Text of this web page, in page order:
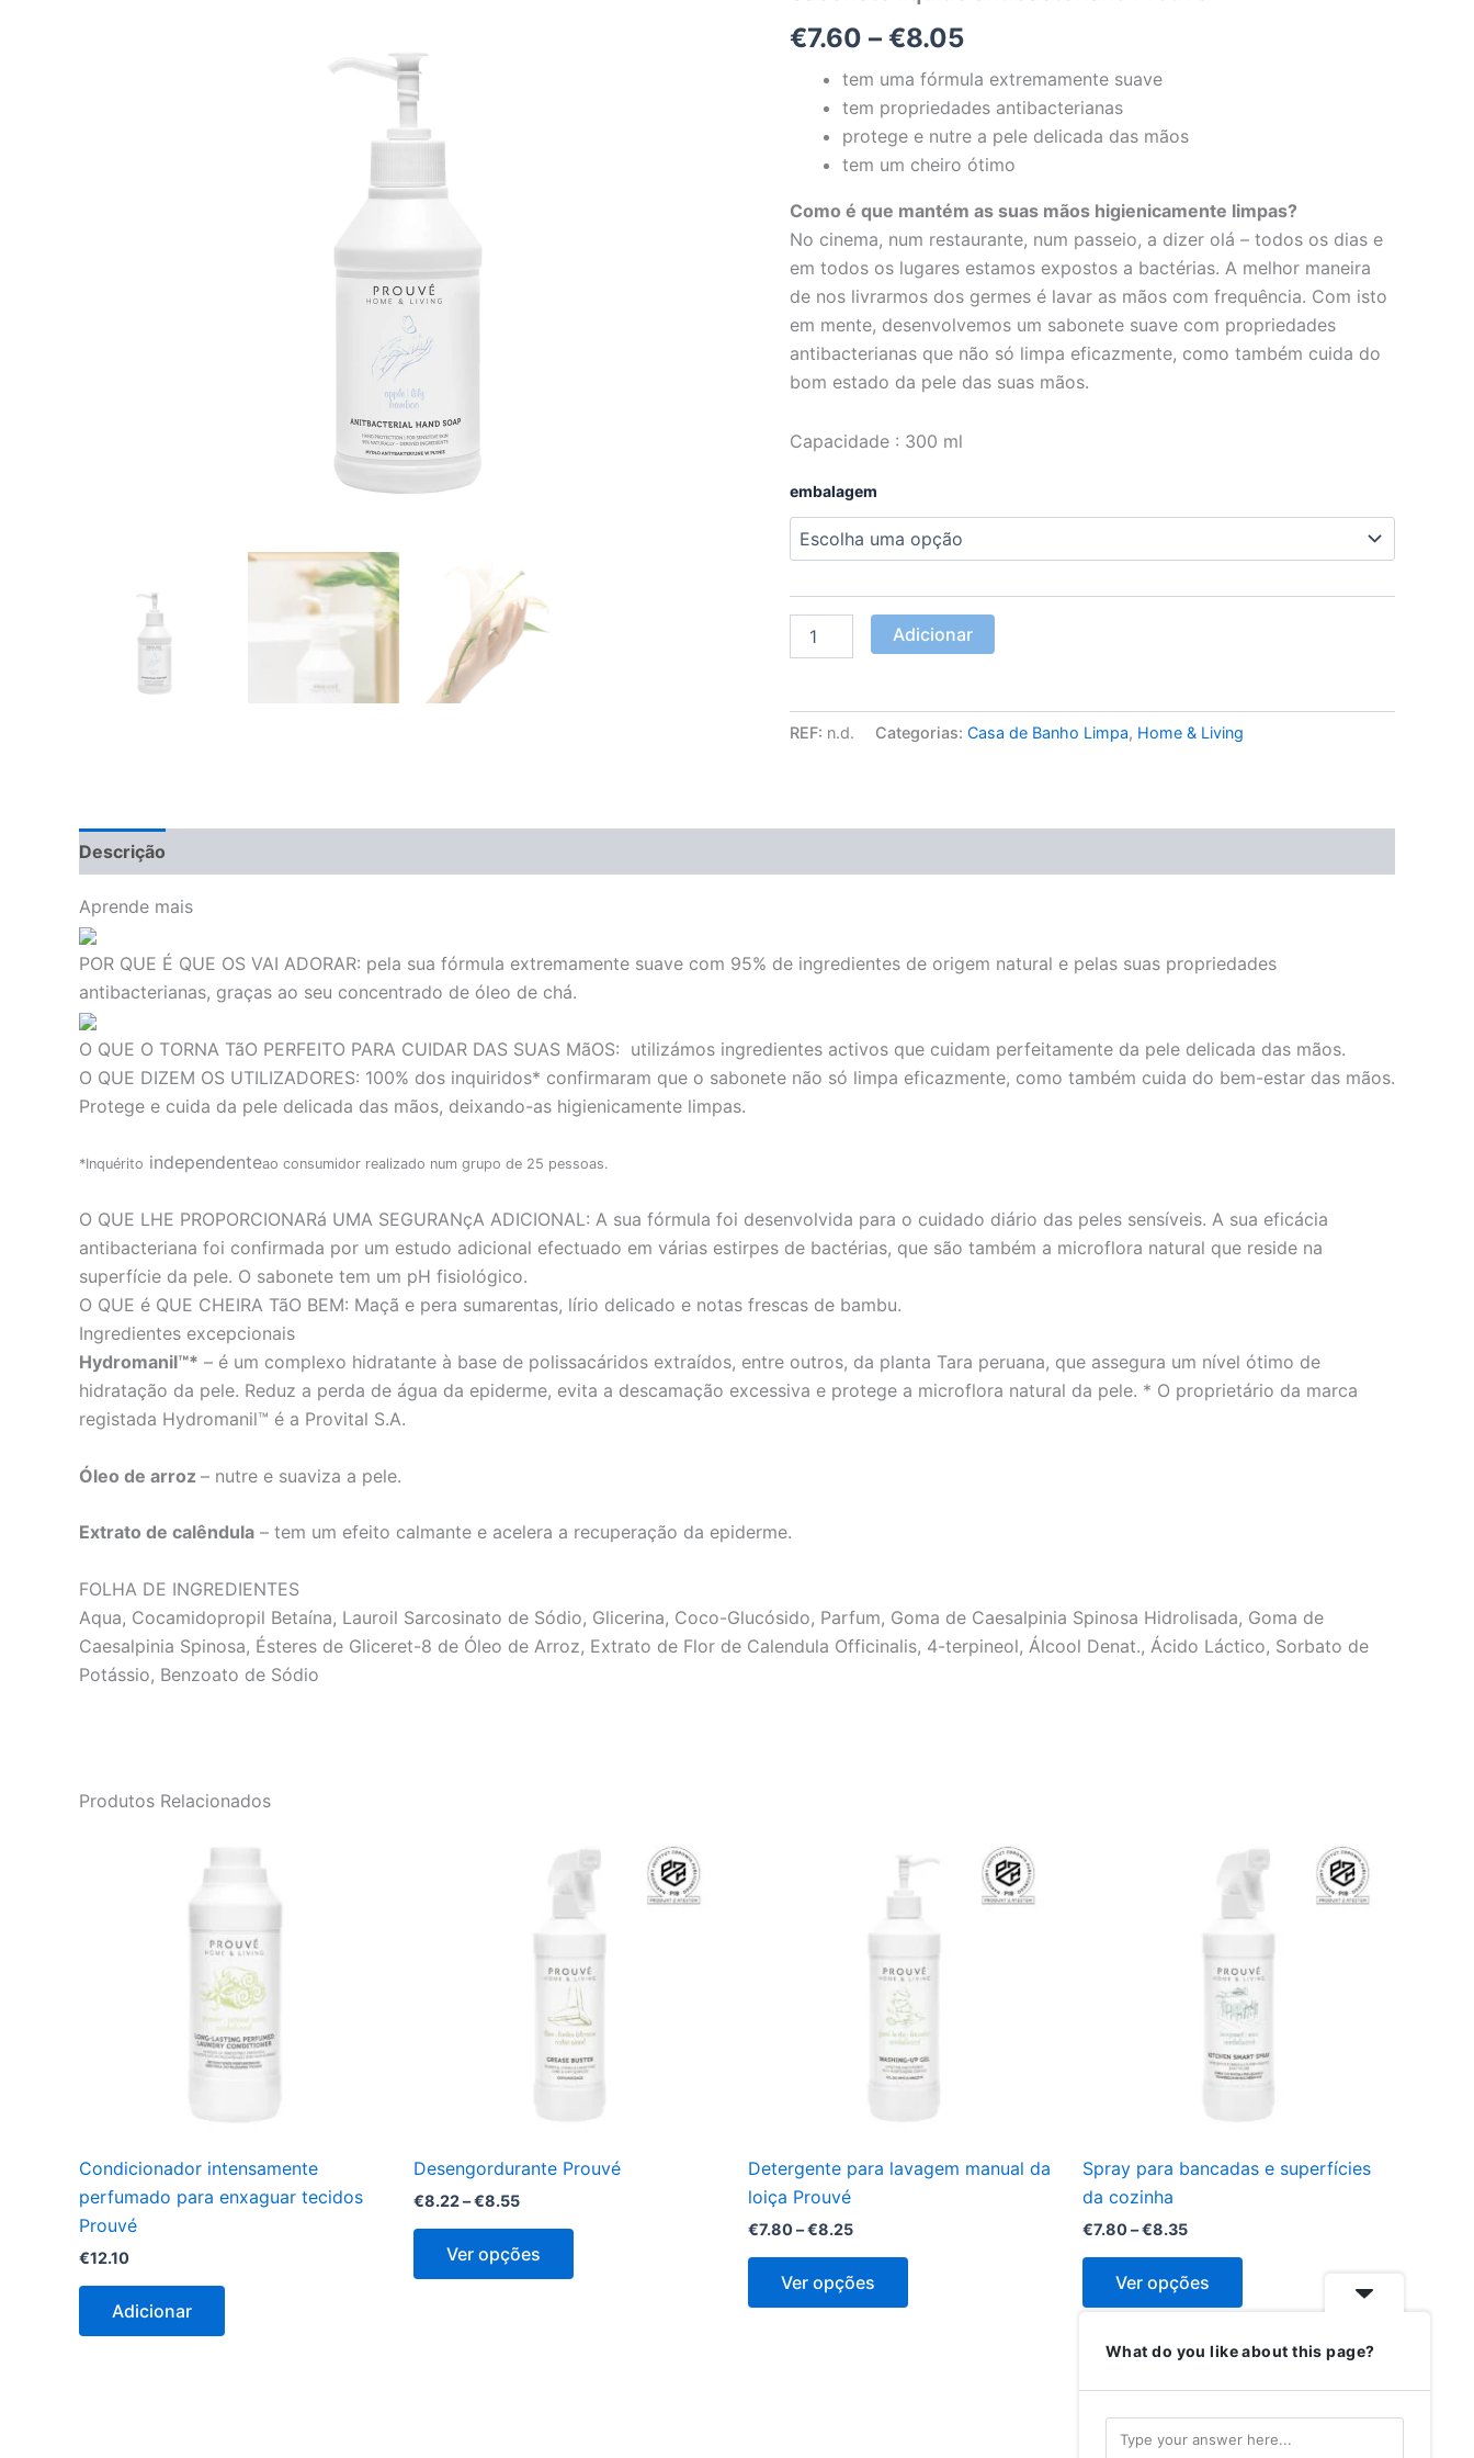
€7.60 – €8.05
€8.05
tem uma fórmula extremamente suave
tem propriedades antibacterianas
protege e nutre a pele delicada das mãos
tem um cheiro ótimo
Como é que mantém as suas mãos higienicamente limpas?
No cinema, num restaurante, num passeio, a dizer olá – todos os dias e
em todos os lugares estamos expostos a bactérias. A melhor maneira
de nos livrarmos dos germes é lavar as mãos com frequência. Com isto
em mente, desenvolvemos um sabonete suave com propriedades
antibacterianas que não só limpa eficazmente, como também cuida do
bom estado da pele das suas mãos.
Capacidade : 300 ml
embalagem
Adicionar
REF: n.d. Categorias: Casa de Banho Limpa, Home & Living
Descrição
Aprende mais
POR QUE É QUE OS VAI ADORAR: pela sua fórmula extremamente suave com 95% de ingredientes de origem natural e pelas suas propriedades
antibacterianas, graças ao seu concentrado de óleo de chá.
O QUE O TORNA TãO PERFEITO PARA CUIDAR DAS SUAS MãOS: utilizámos ingredientes activos que cuidam perfeitamente da pele delicada das mãos.
O QUE DIZEM OS UTILIZADORES: 100% dos inquiridos* confirmaram que o sabonete não só limpa eficazmente, como também cuida do bem-estar das mãos.
Protege e cuida da pele delicada das mãos, deixando-as higienicamente limpas.
*Inquérito independenteao consumidor realizado num grupo de 25 pessoas.
O QUE LHE PROPORCIONARá UMA SEGURANçA ADICIONAL: A sua fórmula foi desenvolvida para o cuidado diário das peles sensíveis. A sua eficácia
antibacteriana foi confirmada por um estudo adicional efectuado em várias estirpes de bactérias, que são também a microflora natural que reside na
superfície da pele. O sabonete tem um pH fisiológico.
O QUE é QUE CHEIRA TãO BEM: Maçã e pera sumarentas, lírio delicado e notas frescas de bambu.
Ingredientes excepcionais
Hydromanil™* – é um complexo hidratante à base de polissacáridos extraídos, entre outros, da planta Tara peruana, que assegura um nível ótimo de
hidratação da pele. Reduz a perda de água da epiderme, evita a descamação excessiva e protege a microflora natural da pele. * O proprietário da marca
registada Hydromanil™ é a Provital S.A.
Óleo de arroz – nutre e suaviza a pele.
Extrato de calêndula – tem um efeito calmante e acelera a recuperação da epiderme.
FOLHA DE INGREDIENTES
Aqua, Cocamidopropil Betaína, Lauroil Sarcosinato de Sódio, Glicerina, Coco-Glucósido, Parfum, Goma de Caesalpinia Spinosa Hidrolisada, Goma de
Caesalpinia Spinosa, Ésteres de Gliceret-8 de Óleo de Arroz, Extrato de Flor de Calendula Officinalis, 4-terpineol, Álcool Denat., Ácido Láctico, Sorbato de
Potássio, Benzoato de Sódio
Produtos Relacionados
Condicionador intensamente
perfumado para enxaguar tecidos
Prouvé
€12.10
Adicionar
Desengordurante Prouvé
€8.22–€8.55
range:
through
€8.55
Ver opções
product
has
multiple
The
options
may
be
product
Detergente para lavagem manual da
loiça Prouvé
€7.80–€8.25
range:
through
€8.25
Ver opções
product
has
multiple
The
options
may
be
on
product
Spray para bancadas e superfícies
da cozinha
€7.80–€8.35
range:
€8.35
Ver opções
product
has
multiple
The
options
may
be
on
product
What do you like about this page?